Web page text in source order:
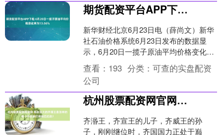
期货配资平台APP下载 6月20日一揽子原油平均价格变化率为13.06%
新华财经北京6月23日电（薛尚文）新华
社石油价格系统6月23日发布的数据显
示，6月20日一揽子原油平均价格变化率
为13.06%。 根据《石油价格管理办法》
规定，....
查看： 193 分类：可查的实盘配资
公司
杭州股票配资网官网 乖张自大的齐湣王是怎样的将一手好牌打得稀巴烂的？
齐湣王，齐宣王的儿子，齐威王的孙
子，刚刚继位时，齐国国力正处于巅